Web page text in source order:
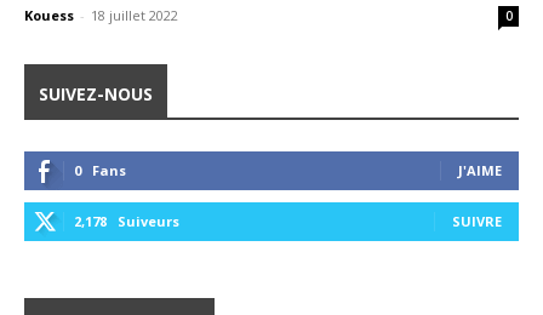
Kouess - 18 juillet 2022 0
SUIVEZ-NOUS
0 Fans J'AIME
2,178 Suiveurs SUIVRE